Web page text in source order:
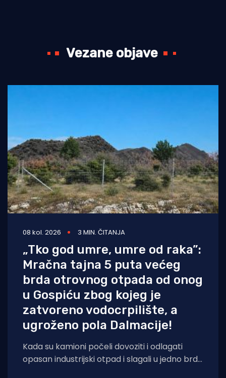
Vezane objave
08 kol. 2026 3 MIN. ČITANJA
„Tko god umre, umre od raka”:
Mračna tajna 5 puta većeg
brda otrovnog otpada od onog
u Gospiću zbog kojeg je
zatvoreno vodocrpilište, a
ugroženo pola Dalmacije!
Kada su kamioni počeli dovoziti i odlagati
opasan industrijski otpad i slagali u jedno brdo